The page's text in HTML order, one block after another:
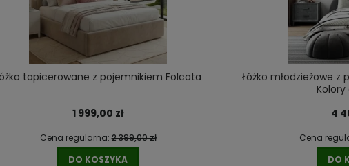
tapicerowane z pojemnikiem Folcata
1 999,00 zł
Cena regularna:2 399,00 zł
DO KOSZYKA
Łóżko młodzieżowe z
4
Cena
DO